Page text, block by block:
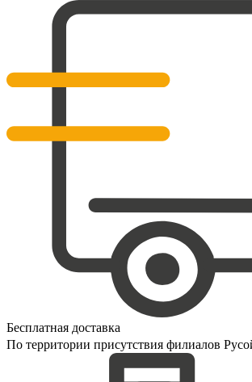
Бесплатная доставка
По территории присутствия филиалов